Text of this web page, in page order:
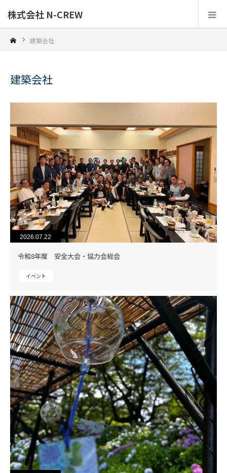
株式会社 N-CREW
建築会社
建築会社
2026.07.22
令和8年度 安全大会・協力会総会
イベント